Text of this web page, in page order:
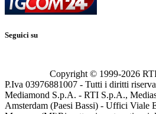
Seguici su
Copyright © 1999-2026
P.Iva 03976881007 - Tutti i diritti
Mediamond S.p.A. - RTI S.p.A.,
Amsterdam (Paesi Bassi) - Uffici Viale